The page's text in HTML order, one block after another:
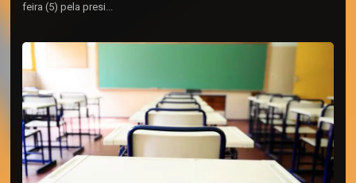
feira (5) pela presi...